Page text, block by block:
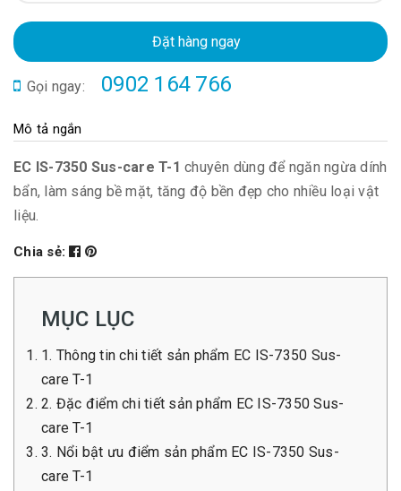
Đặt hàng ngay
Gọi ngay: 0902 164 766
Mô tả ngắn
EC IS-7350 Sus-care T-1 chuyên dùng để ngăn ngừa dính
bẩn, làm sáng bề mặt, tăng độ bền đẹp cho nhiều loại vật
liệu.
Chia sẻ:
MỤC LỤC
1. Thông tin chi tiết sản phẩm EC IS-7350 Sus-
care T-1
2. Đặc điểm chi tiết sản phẩm EC IS-7350 Sus-
care T-1
3. Nổi bật ưu điểm sản phẩm EC IS-7350 Sus-
care T-1